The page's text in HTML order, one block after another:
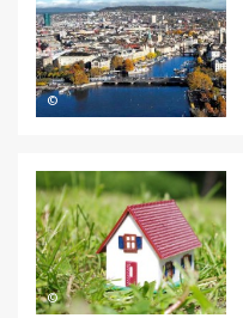
©
©